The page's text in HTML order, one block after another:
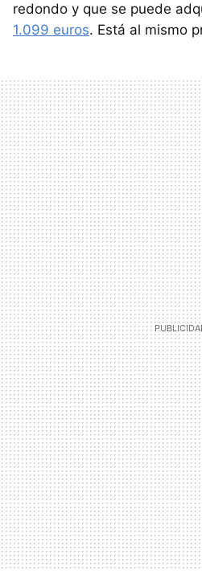
redondo y que se puede
1.099 euros. Está al mismo